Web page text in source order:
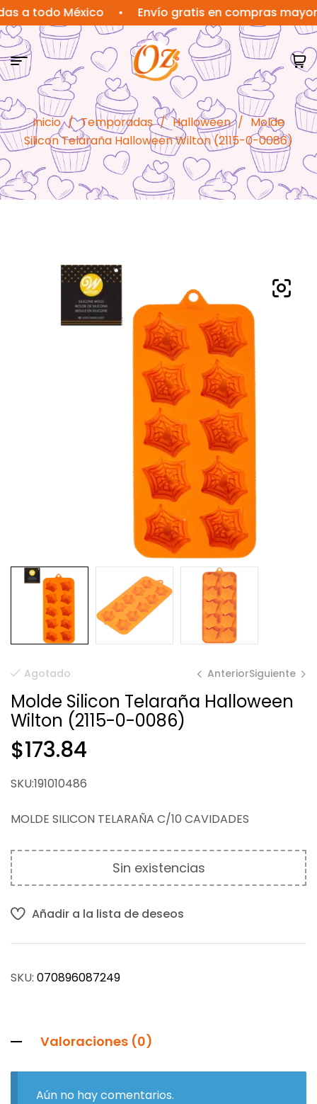
México • Envío gratis en compras mayores a
Inicio / Temporadas / Halloween / Molde
Silicon Telaraña Halloween Wilton (2115-0-0086)
Agotado AnteriorSiguiente
Molde Silicon Telaraña Halloween
Wilton (2115-0-0086)
$173.84
SKU:191010486
MOLDE SILICON TELARAÑA C/10 CAVIDADES
Sin existencias
Añadir a la lista de deseos
SKU: 070896087249
Valoraciones (0)
Aún no hay comentarios.